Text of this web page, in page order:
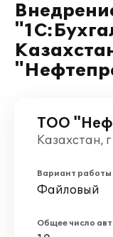
ТОО
Казахстан,
Вариант работы
Файловый
Общее число